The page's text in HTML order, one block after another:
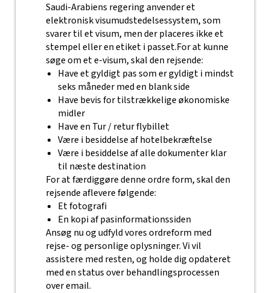
Saudi-Arabiens regering anvender et
elektronisk visumudstedelsessystem, som
svarer til et visum, men der placeres ikke et
stempel eller en etiket i passet.For at kunne
søge om et e-visum, skal den rejsende:
Have et gyldigt pas som er gyldigt i mindst
seks måneder med en blank side
Have bevis for tilstrækkelige økonomiske
midler
Have en Tur / retur flybillet
Være i besiddelse af hotelbekræftelse
Være i besiddelse af alle dokumenter klar
til næste destination
For at færdiggøre denne ordre form, skal den
rejsende aflevere følgende:
Et fotografi
En kopi af pasinformationssiden
Ansøg nu og udfyld vores ordreform med
rejse- og personlige oplysninger. Vi vil
assistere med resten, og holde dig opdateret
med en status over behandlingsprocessen
over email.